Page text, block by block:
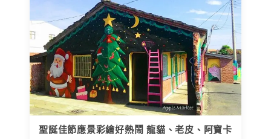
聖誕佳節應景彩繪好熱鬧 龍貓、老皮、阿寶卡